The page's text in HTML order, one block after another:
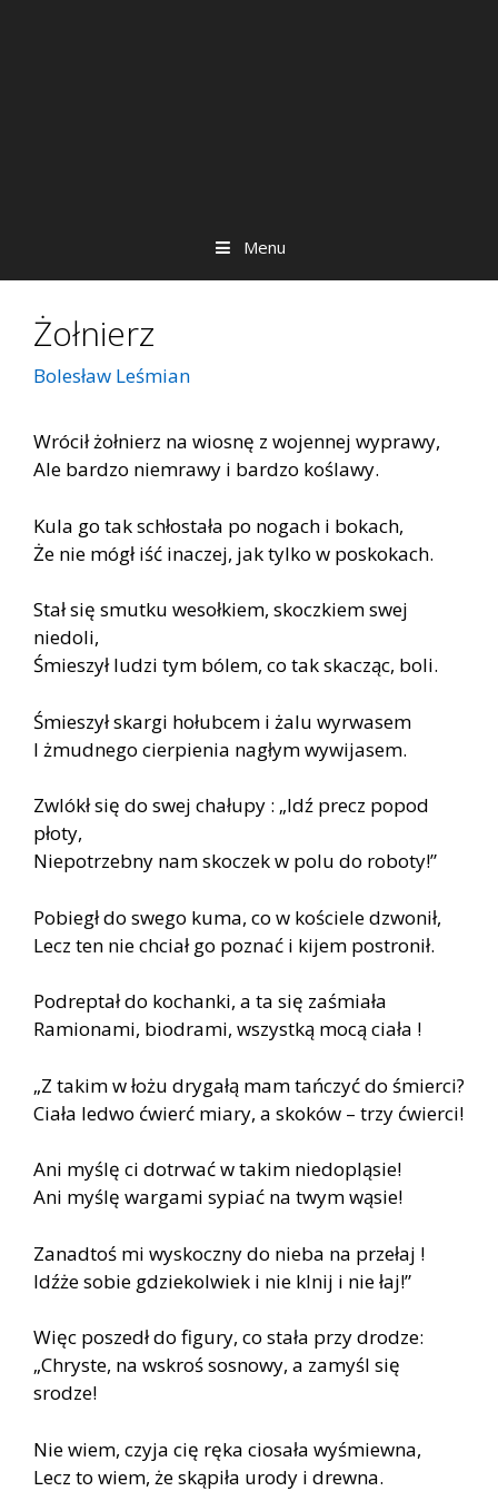
Menu
Żołnierz
Bolesław Leśmian
Wrócił żołnierz na wiosnę z wojennej wyprawy,
Ale bardzo niemrawy i bardzo koślawy.
Kula go tak schłostała po nogach i bokach,
Że nie mógł iść inaczej, jak tylko w poskokach.
Stał się smutku wesołkiem, skoczkiem swej
niedoli,
Śmieszył ludzi tym bólem, co tak skacząc, boli.
Śmieszył skargi hołubcem i żalu wyrwasem
I żmudnego cierpienia nagłym wywijasem.
Zwlókł się do swej chałupy : „Idź precz popod
płoty,
Niepotrzebny nam skoczek w polu do roboty!”
Pobiegł do swego kuma, co w kościele dzwonił,
Lecz ten nie chciał go poznać i kijem postronił.
Podreptał do kochanki, a ta się zaśmiała
Ramionami, biodrami, wszystką mocą ciała !
„Z takim w łożu drygałą mam tańczyć do śmierci?
Ciała ledwo ćwierć miary, a skoków – trzy ćwierci!
Ani myślę ci dotrwać w takim niedopląsie!
Ani myślę wargami sypiać na twym wąsie!
Zanadtoś mi wyskoczny do nieba na przełaj !
Idźże sobie gdziekolwiek i nie klnij i nie łaj!”
Więc poszedł do figury, co stała przy drodze:
„Chryste, na wskroś sosnowy, a zamyśl się
srodze!
Nie wiem, czyja cię ręka ciosała wyśmiewna,
Lecz to wiem, że skąpiła urody i drewna.